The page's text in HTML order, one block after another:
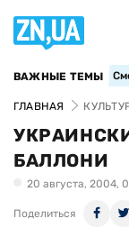
ВАЖНЫЕ ТЕМЫ
ГЛАВНАЯ
БАЛЛОНИ
20 августа, 2004,
Поделиться